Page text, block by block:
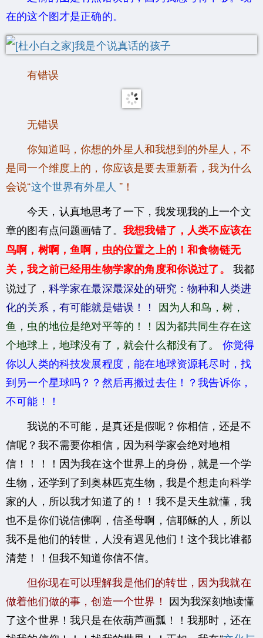
在的这个图才是正确的。
有错误
无错误
你知道吗，你想的外星人和我想到的外星人，不
是同一个维度上的，你应该是要去重新看，我为什么
会说“这个世界有外星人 ”！
今天，认真地思考了一下，我发现我的上一个文
章的图有点问题画错了。 我想我错了，人类不应该在
鸟啊，树啊，鱼啊，虫的位置之上的！和食物链无
关，我之前已经用生物学家的角度和你说过了。
我都
说过了， 科学家在最深最深处的研究：物种和人类进
化的关系，有可能就是错误！！ 因为人和鸟，树，
鱼，虫的地位是绝对平等的！！因为都共同生存在这
个地球上，地球没有了，就会什么都没有了。
你觉得
你以人类的科技发展程度，能在地球资源耗尽时，找
到另一个星球吗？？然后再搬过去住！？我告诉你，
不可能！！
我说的不可能，是真还是假呢？你相信，还是不
信呢？我不需要你相信，因为科学家会绝对地相
信！！！！因为我在这个世界上的身份，就是一个学
生物，还学到了到奥林匹克生物，我是个想走向科学
家的人，所以我才知道了的！！我不是天生就懂，我
也不是你们说信佛啊，信圣母啊，信耶稣的人，所以
我不是他们的转世，人没有遇见他们！这个我比谁都
清楚！！但我不知道你信不信。
但你现在可以理解我是他们的转世，因为我就在
做着他们做的事，创造一个世界！ 因为我深刻地读懂
了这个世界！我只是在依葫芦画瓢！！我那时，还在